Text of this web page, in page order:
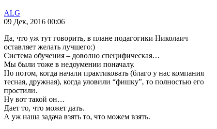
ALG
09 Дек, 2016 00:06
Да, что уж тут говорить, в плане подагогики Николаич
оставляет желать лучшего:)
Система обучения – доволно специфическая…
Мы были тоже в недоумении поначалу.
Но потом, когда начали практиковать (благо у нас компания
тесная, дружная), когда уловили “фишку”, то полностью его
простили.
Ну вот такой он…
Дает то, что может дать.
А уж наша задача взять то, что можем взять.